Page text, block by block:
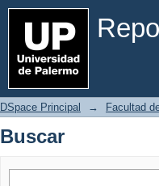
Buscar
DSpace Principal → Facultad
Buscar